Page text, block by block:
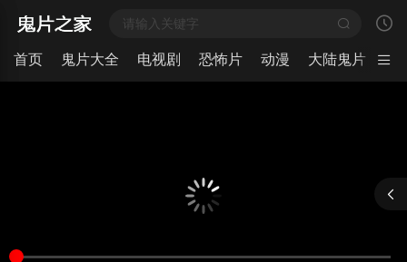
首页 鬼片大全 电视剧 恐怖片 动漫 大陆鬼片 日